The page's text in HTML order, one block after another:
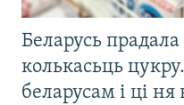
Беларусь
колькасьць
беларусам і ці